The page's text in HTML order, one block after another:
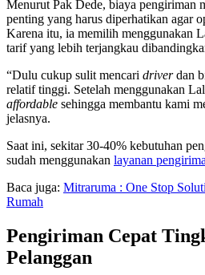
Menurut Pak Dede, biaya pengiriman
penting yang harus diperhatikan agar
Karena itu, ia memilih menggunakan
tarif yang lebih terjangkau
“Dulu cukup sulit mencari driverdan
relatif tinggi. Setelah menggunakan
affordable sehingga membantu kami
jelasnya.
Saat ini, sekitar 30-40% kebutuhan
sudah menggunakan layanan
Baca juga: Mitraruma : One Stop
Rumah
Pengiriman Cepat
Pelanggan